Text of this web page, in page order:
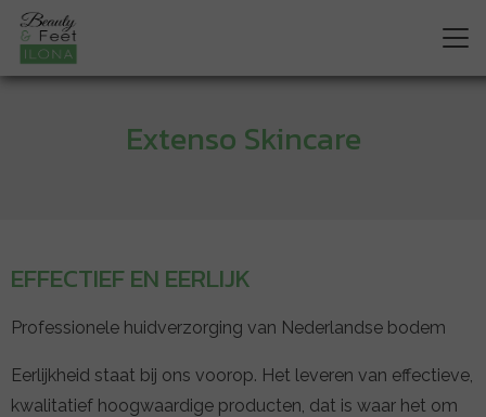
Extenso Skincare
EFFECTIEF EN EERLIJK
Professionele huidverzorging van Nederlandse bodem
Eerlijkheid staat bij ons voorop. Het leveren van effectieve,
kwalitatief hoogwaardige producten, dat is waar het om